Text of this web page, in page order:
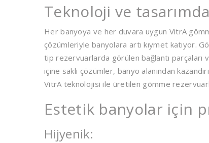
Teknoloji ve
Her banyoya ve her duvara uygun VitrA
çözümleriyle banyolara artı kıymet katıyor.
tip rezervuarlarda görülen bağlantı parçaları
içine saklı çözümler, banyo alanından
VitrA teknolojisi ile üretilen gömme
Estetik banyolar için
Hijyenik: